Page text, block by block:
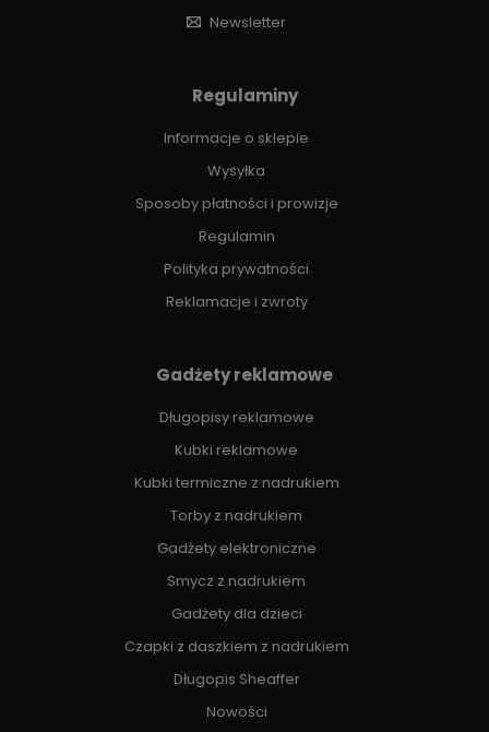
Newsletter
Regulaminy
Informacje o sklepie
Wysyłka
Sposoby płatności i prowizje
Regulamin
Polityka prywatności
Reklamacje i zwroty
Gadżety reklamowe
Długopisy reklamowe
Kubki reklamowe
Kubki termiczne z nadrukiem
Torby z nadrukiem
Gadżety elektroniczne
Smycz z nadrukiem
Gadżety dla dzieci
Czapki z daszkiem z nadrukiem
Długopis Sheaffer
Nowości